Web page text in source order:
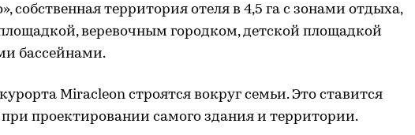
собственная территория отеля в 4,5 га с зонами отдыха,
веревочным городком, детской площадкой
бассейнами.
Miracleon строятся вокруг семьи. Это ставится
при проектировании самого здания и территории.